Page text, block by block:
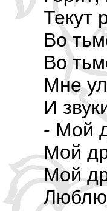
Текут
Во
Во
Мне
И
- Мой
Мой
Мой